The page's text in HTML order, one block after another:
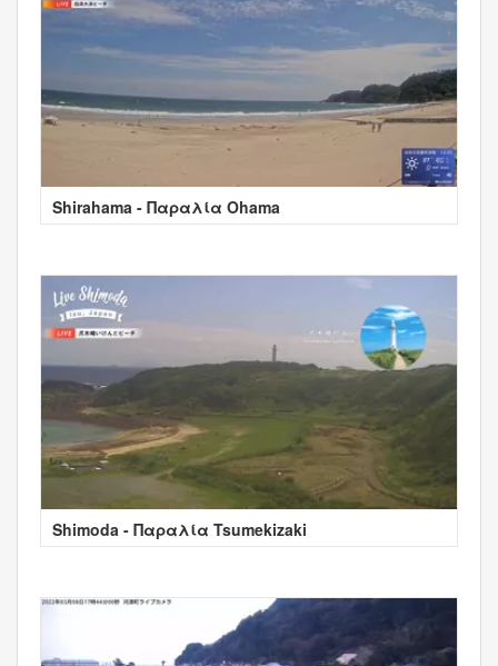
Shirahama - Παραλία Ohama
Shimoda - Παραλία Tsumekizaki